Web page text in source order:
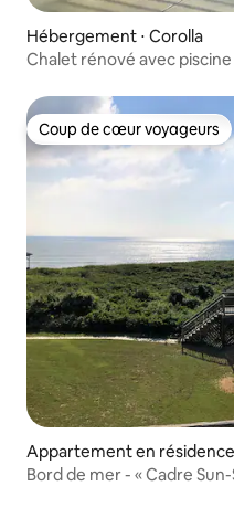
Hébergement ⋅ Corolla
Chalet rénové avec
Coup de cœur voyageurs
Coup de cœur voyageurs
Appartement en
Bord de mer - « Cadre